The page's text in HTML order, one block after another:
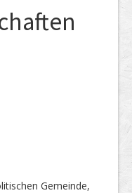
Gemeinde,